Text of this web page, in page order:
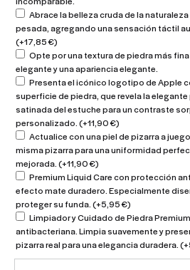
Abrace la belleza cruda de la
pesada, agregando una sensación táctil
(+17,85€)
Opte por una textura de piedra más
elegante y una apariencia elegante.
Presenta el icónico logotipo de Apple
superficie de piedra, que revela la
satinada del estuche para un contraste
personalizado.(+11,90€)
Actualice con una piel de pizarra a
misma pizarra para una uniformidad
mejorada.(+11,90€)
Premium Liquid Care con protección
efecto mate duradero. Especialmente
proteger su funda.(+5,95€)
Limpiador y Cuidado de Piedra
antibacteriana. Limpia suavemente y
pizarra real para una elegancia duradera.(+